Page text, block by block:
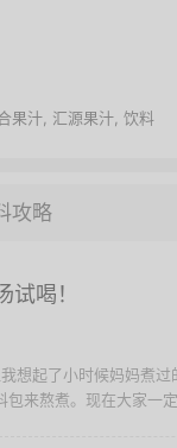
果汁 汇源果汁 饮料
攻略
喝！
想起了小时候妈妈煮
包来熬煮。现在大家一